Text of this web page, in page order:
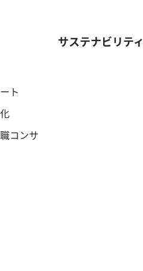
ト
コンサ
サステナビリティ